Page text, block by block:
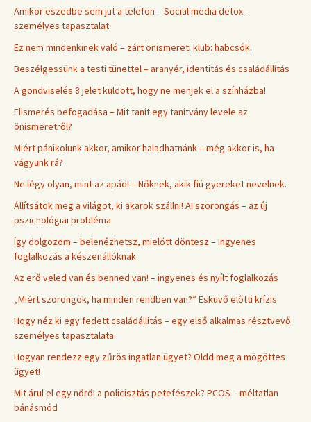
Amikor eszedbe sem jut a telefon – Social media detox –
személyes tapasztalat
Ez nem mindenkinek való – zárt önismereti klub: habcsók.
Beszélgessünk a testi tünettel – aranyér, identitás és családállítás
A gondviselés 8 jelet küldött, hogy ne menjek el a színházba!
Elismerés befogadása – Mit tanít egy tanítvány levele az
önismeretről?
Miért pánikolunk akkor, amikor haladhatnánk – még akkor is, ha
vágyunk rá?
Ne légy olyan, mint az apád! – Nőknek, akik fiú gyereket nevelnek.
Állítsátok meg a világot, ki akarok szállni! AI szorongás – az új
pszichológiai probléma
Így dolgozom – belenézhetsz, mielőtt döntesz – Ingyenes
foglalkozás a készenállóknak
Az erő veled van és benned van! – ingyenes és nyílt foglalkozás
„Miért szorongok, ha minden rendben van?” Esküvő előtti krízis
Hogy néz ki egy fedett családállítás – egy első alkalmas résztvevő
személyes tapasztalata
Hogyan rendezz egy zűrös ingatlan ügyet? Oldd meg a mögöttes
ügyet!
Mit árul el egy nőről a policisztás petefészek? PCOS – méltatlan
bánásmód